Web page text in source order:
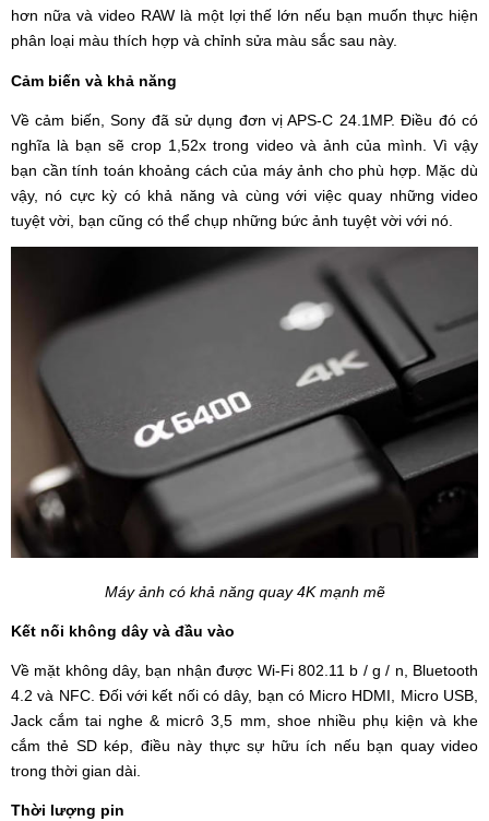
hơn nữa và video RAW là một lợi thế lớn nếu bạn muốn thực hiện
phân loại màu thích hợp và chỉnh sửa màu sắc sau này.
Cảm biến và khả năng
Về cảm biến, Sony đã sử dụng đơn vị APS-C 24.1MP. Điều đó có
nghĩa là bạn sẽ crop 1,52x trong video và ảnh của mình. Vì vậy
bạn cần tính toán khoảng cách của máy ảnh cho phù hợp. Mặc dù
vậy, nó cực kỳ có khả năng và cùng với việc quay những video
tuyệt vời, bạn cũng có thể chụp những bức ảnh tuyệt vời với nó.
Máy ảnh có khả năng quay 4K mạnh mẽ
Kết nối không dây và đầu vào
Về mặt không dây, bạn nhận được Wi-Fi 802.11 b / g / n, Bluetooth
4.2 và NFC. Đối với kết nối có dây, bạn có Micro HDMI, Micro USB,
Jack cắm tai nghe & micrô 3,5 mm, shoe nhiều phụ kiện và khe
cắm thẻ SD kép, điều này thực sự hữu ích nếu bạn quay video
trong thời gian dài.
Thời lượng pin